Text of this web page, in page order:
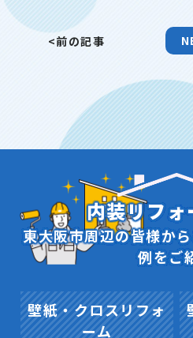
<前の記事
内装リフォ
東大阪市周辺の皆様か
例をご
壁紙・クロスリフォ
ーム